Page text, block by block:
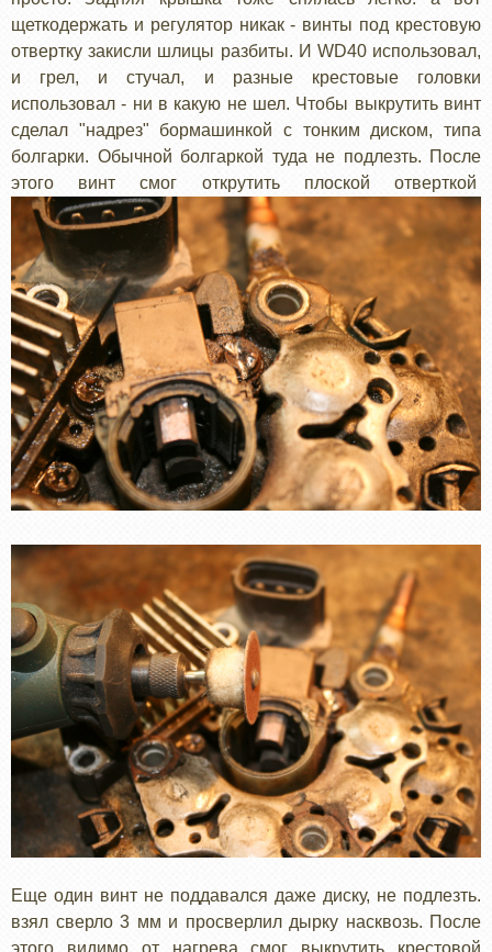
щеткодержать и регулятор никак - винты под крестовую
отвертку закисли шлицы разбиты. И WD40 использовал,
и грел, и стучал, и разные крестовые головки
использовал - ни в какую не шел. Чтобы выкрутить винт
сделал "надрез" бормашинкой с тонким диском, типа
болгарки. Обычной болгаркой туда не подлезть. После
этого винт смог открутить плоской отверткой
Еще один винт не поддавался даже диску, не подлезть.
взял сверло 3 мм и просверлил дырку насквозь. После
этого видимо от нагрева смог выкрутить крестовой